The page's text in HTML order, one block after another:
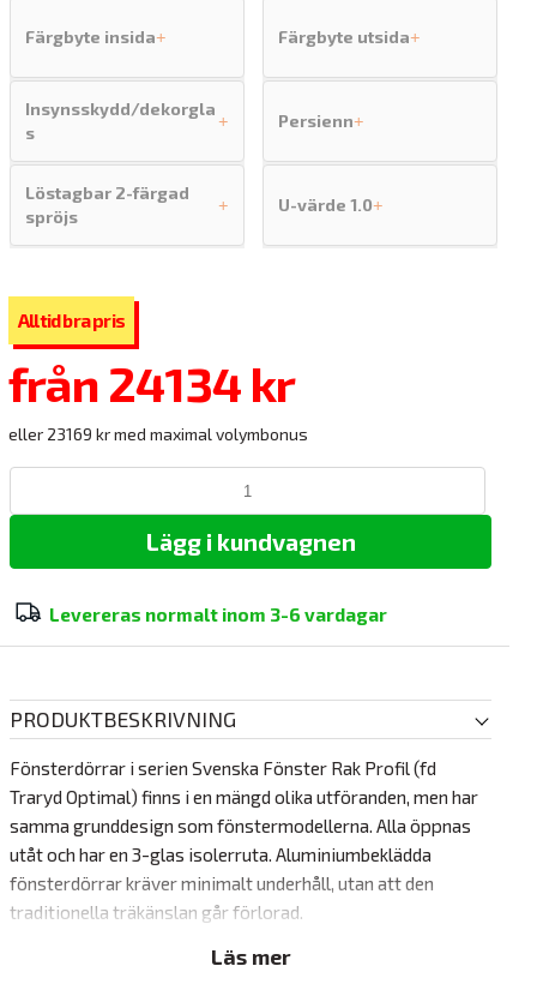
Färgbyte insida+ Färgbyte utsida+
Insynsskydd/dekorgla
s
+ Persienn+
Löstagbar 2-färgad
spröjs
+ U-värde 1.0+
från24134 kr
eller 23169 kr med maximal volymbonus
Lägg i kundvagnen
Levereras normalt inom 3-6 vardagar
PRODUKTBESKRIVNING
Fönsterdörrar i serien Svenska Fönster Rak Profil (fd
Traryd Optimal) finns i en mängd olika utföranden, men har
samma grunddesign som fönstermodellerna. Alla öppnas
utåt och har en 3-glas isolerruta. Aluminiumbeklädda
fönsterdörrar kräver minimalt underhåll, utan att den
traditionella träkänslan går förlorad.
Svenska Fönster Rak Profil har vitmålat trädelar på insidan i
Läs mer